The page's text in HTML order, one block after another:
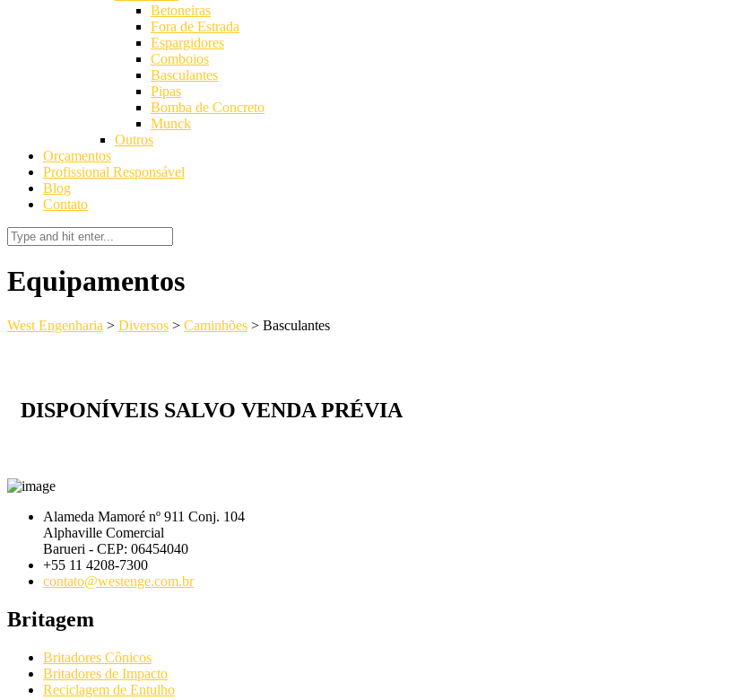
Betoneiras
Fora de Estrada
Espargidores
Comboios
Basculantes
Pipas
Bomba de Concreto
Munck
Outros
Orçamentos
Profissional Responsável
Blog
Contato
Equipamentos
West Engenharia > Diversos > Caminhões > Basculantes
DISPONÍVEIS SALVO VENDA PRÉVIA
Alameda Mamoré nº 911 Conj. 104
Alphaville Comercial
Barueri - CEP: 06454040
+55 11 4208-7300
contato@westenge.com.br
Britagem
Britadores Cônicos
Britadores de Impacto
Reciclagem de Entulho